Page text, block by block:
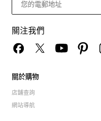
關注我們
關於購物
店舖查詢
網站導航